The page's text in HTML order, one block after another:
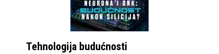
Tehnologija budućnosti